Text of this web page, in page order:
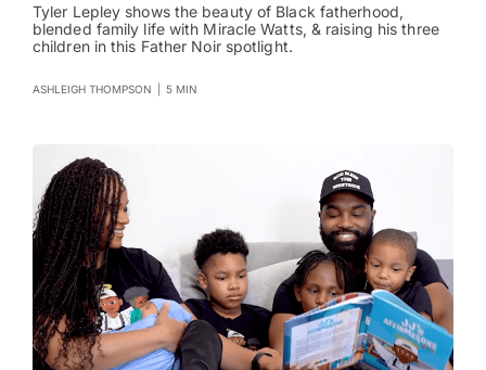
Tyler Lepley shows the beauty of Black fatherhood,
blended family life with Miracle Watts, & raising his three
children in this Father Noir spotlight.
ASHLEIGH THOMPSON 5 MIN